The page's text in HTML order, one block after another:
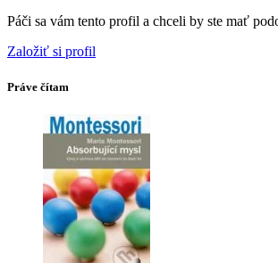
Páči sa vám tento profil a chceli by ste mať
Založiť si profil
Práve čítam